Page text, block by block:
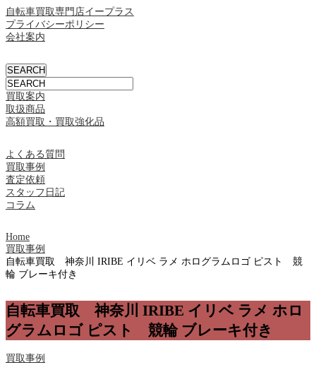
自転車買取専門店イープラス
プライバシーポリシー
会社案内
買取案内
取扱商品
高額買取・買取強化品
よくある質問
買取事例
査定依頼
スタッフ日記
コラム
Home
買取事例
自転車買取 神奈川 IRIBE イリベ ラメ ホログラムロゴ ピスト 競
輪 ブレーキ付き
自転車買取 神奈川 IRIBE イリベ ラメ ホロ
グラムロゴ ピスト 競輪 ブレーキ付き
買取事例